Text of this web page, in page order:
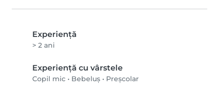
Experienţă
> 2 ani
Experiență cu vârstele
Copil mic • Bebeluș • Preșcolar